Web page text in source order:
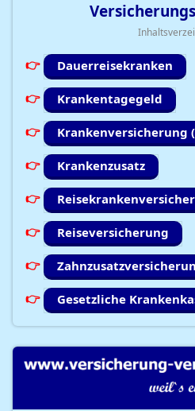
Dauerreisekranken
Krankentagegeld
Krankenversicherung
Krankenzusatz
Reiseversicherung
Gesetzliche